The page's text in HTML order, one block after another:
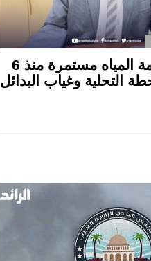
بلدية طبرق: أزمة المياه مستمرة منذ 6
التحلية وغياب البدائل